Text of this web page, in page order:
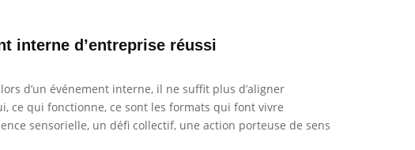
interne d’entreprise réussi
d’un événement interne, il ne suffit plus d’aligner
ce qui fonctionne, ce sont les formats qui font vivre
sensorielle, un défi collectif, une action porteuse de sens